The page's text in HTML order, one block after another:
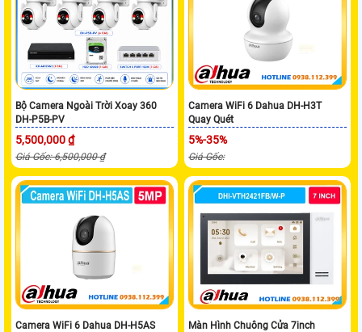
Bộ Camera Ngoài Trời Xoay 360
DH-P5B-PV
5,500,000 ₫
Giá Gốc: 6,500,000 ₫
Camera WiFi 6 Dahua DH-H3T
Quay Quét
5%-35%
Giá Gốc:
Camera WiFi 6 Dahua DH-H5AS
Màn Hình Chuông Cửa 7inch